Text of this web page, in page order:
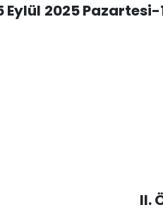
Eylül 2025 Pazartesi-
II.